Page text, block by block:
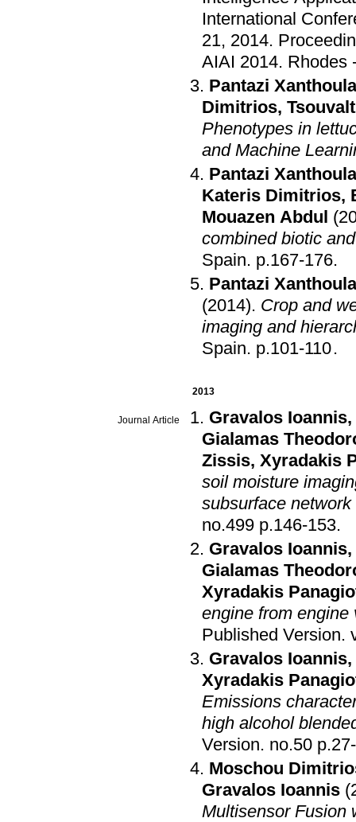
International
21, 2014.
AIAI 2014. Rhodes
Pantazi
Dimitrios,
Phenotypes in
and Machine
Pantazi
Kateris Dimitrios,
Mouazen Abdul
combined biotic
Spain. p.167-176.
Pantazi
(2014). Crop and
imaging and
Spain. p.101-110.
2013
Journal Article Gravalos Ioannis,
Gialamas
Zissis, Xyradakis
soil moisture
subsurface network
no.499 p.146-153.
Gravalos Ioannis,
Gialamas
Xyradakis
engine from engine
Published Version.
Gravalos Ioannis,
Xyradakis
Emissions
high alcohol
Version.
no.50
Moschou
Gravalos Ioannis
Multisensor Fusion